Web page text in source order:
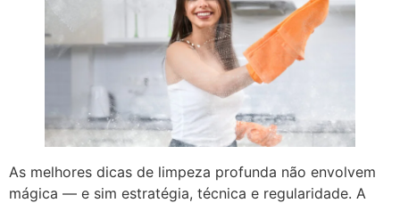
As melhores dicas de limpeza profunda não envolvem
mágica — e sim estratégia, técnica e regularidade. A